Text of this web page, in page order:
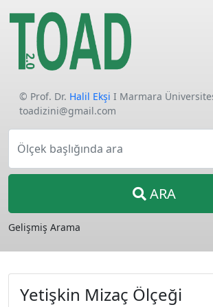
© Prof. Dr. Halil Ekşi I Marmara
toadizini@gmail.com
Ölçek başlığında ara
ARA
Gelişmiş Arama
Yetişkin Mizaç Ölçeği